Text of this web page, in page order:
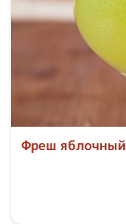
Фреш яблочный